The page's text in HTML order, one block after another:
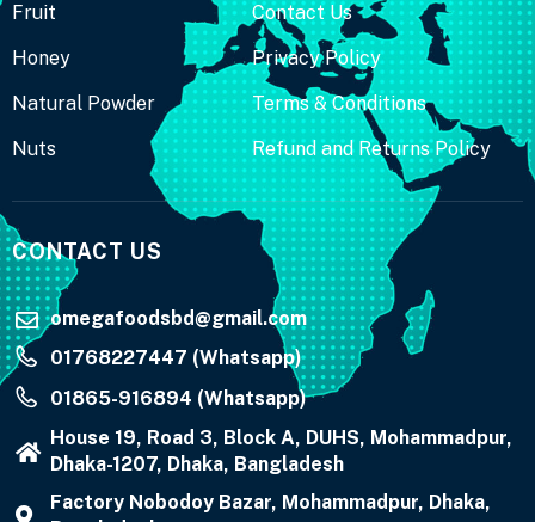
Fruit
Honey
Natural Powder
Nuts
Contact Us
Privacy Policy
Terms & Conditions
Refund and Returns Policy
CONTACT US
omegafoodsbd@gmail.com
01768227447 (Whatsapp)
01865-916894 (Whatsapp)
House 19, Road 3, Block A, DUHS, Mohammadpur,
Dhaka-1207, Dhaka, Bangladesh
Factory Nobodoy Bazar, Mohammadpur, Dhaka,